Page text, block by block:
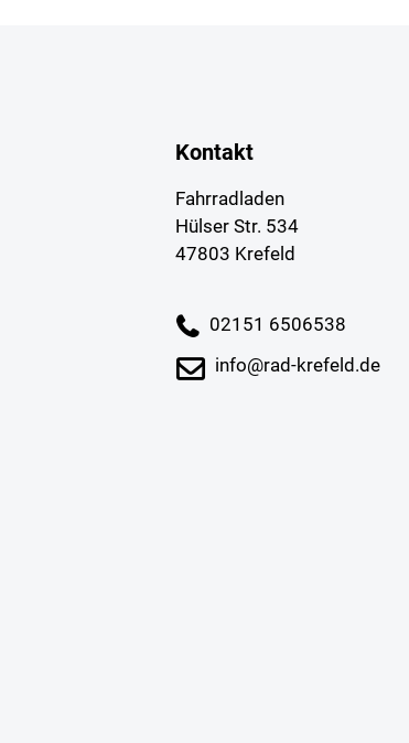
Kontakt
Fahrradladen
Hülser Str. 534
47803 Krefeld
02151 6506538
info@rad-krefeld.de